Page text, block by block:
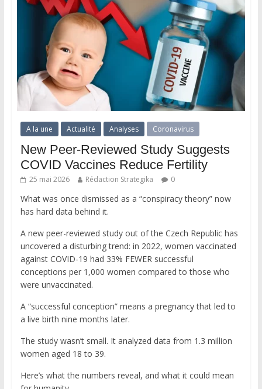
A la une Actualité Analyses Coronavirus
New Peer-Reviewed Study Suggests
COVID Vaccines Reduce Fertility
25 mai 2026 Rédaction Strategika 0
What was once dismissed as a “conspiracy theory” now
has hard data behind it.
A new peer-reviewed study out of the Czech Republic has
uncovered a disturbing trend: in 2022, women vaccinated
against COVID-19 had 33% FEWER successful
conceptions per 1,000 women compared to those who
were unvaccinated.
A “successful conception” means a pregnancy that led to
a live birth nine months later.
The study wasn’t small. It analyzed data from 1.3 million
women aged 18 to 39.
Here’s what the numbers reveal, and what it could mean